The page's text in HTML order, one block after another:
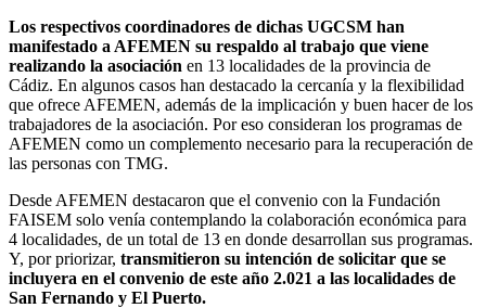
Los respectivos coordinadores de dichas UGCSM han
manifestado a AFEMEN su respaldo al trabajo que viene
realizando la asociación en 13 localidades de la provincia de
Cádiz. En algunos casos han destacado la cercanía y la flexibilidad
que ofrece AFEMEN, además de la implicación y buen hacer de los
trabajadores de la asociación. Por eso consideran los programas de
AFEMEN como un complemento necesario para la recuperación de
las personas con TMG.
Desde AFEMEN destacaron que el convenio con la Fundación
FAISEM solo venía contemplando la colaboración económica para
4 localidades, de un total de 13 en donde desarrollan sus programas.
Y, por priorizar, transmitieron su intención de solicitar que se
incluyera en el convenio de este año 2.021 a las localidades de
San Fernando y El Puerto.